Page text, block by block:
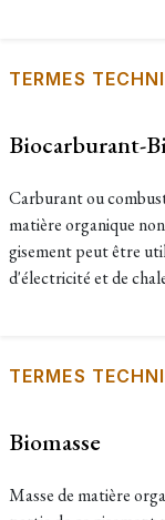
TERMES
Biocarburant-
Carburant ou
matière organique
gisement peut être
d'électricité et de
TERMES
Biomasse
Masse de matière